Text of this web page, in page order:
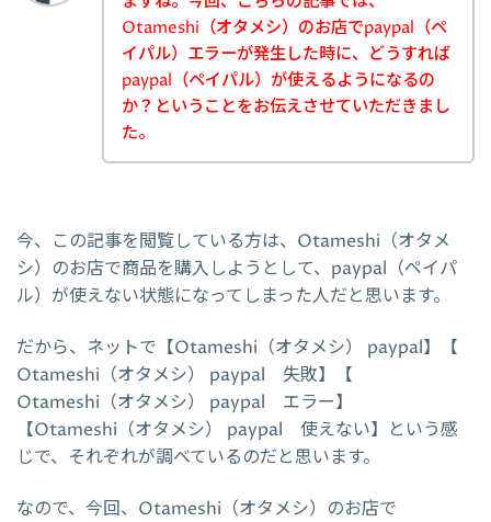
Otameshi（オタメシ）のお店でpaypal（ペ
イパル）エラーが発生した時に、どうすれば
paypal（ペイパル）が使えるようになるの
か？ということをお伝えさせていただきまし
た。
今、この記事を閲覧している方は、Otameshi（オタメ
シ）のお店で商品を購入しようとして、paypal（ペイパ
ル）が使えない状態になってしまった人だと思います。
だから、ネットで【Otameshi（オタメシ） paypal】【
Otameshi（オタメシ） paypal 失敗】【
Otameshi（オタメシ） paypal エラー】
【Otameshi（オタメシ） paypal 使えない】という感
じで、それぞれが調べているのだと思います。
なので、今回、Otameshi（オタメシ）のお店で